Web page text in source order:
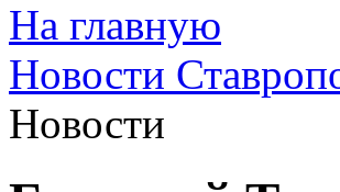
На главную
Новости
Новости